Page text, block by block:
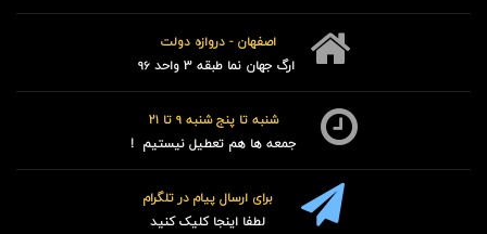
اصفهان - دروازه دولت
ارگ جهان نما طبقه 3 واحد 96
شنبه تا پنج شنبه 9 تا 21
جمعه ها هم تعطیل نیستیم !
برای ارسال پیام در تلگرام
لطفا اینجا کلیک کنید